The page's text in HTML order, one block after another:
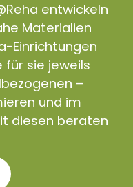
entwickeln
Materialien
Einrichtungen
für sie jeweils
–
und im
diesen beraten